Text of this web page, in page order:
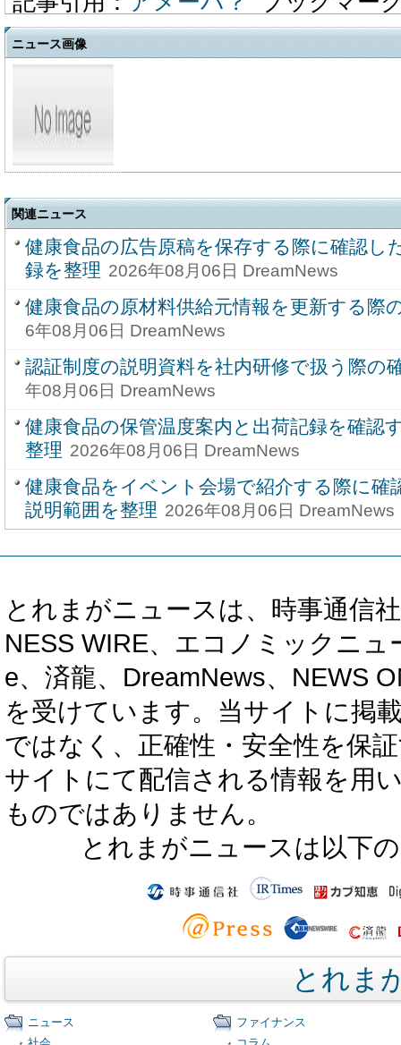
ニュース画像
関連ニュース
健康食品の広告原稿を保存する際に確認し
録を整理 2026年08月06日 DreamNews
健康食品の原材料供給元情報を更新する際
6年08月06日 DreamNews
認証制度の説明資料を社内研修で扱う際の
年08月06日 DreamNews
健康食品の保管温度案内と出荷記録を確認
整理 2026年08月06日 DreamNews
健康食品をイベント会場で紹介する際に確
説明範囲を整理 2026年08月06日 DreamNews
とれまがニュースは、時事通信
NESS WIRE、エコノミックニ
e、済龍、DreamNews、NEWS
を受けています。当サイトに掲
ではなく、正確性・安全性を保
サイトにて配信される情報を用
ものではありません。
とれまがニュースは以下
とれま
ニュース
ファイナンス